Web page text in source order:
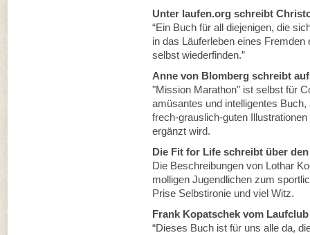
Unter laufen.org schreibt
“Ein Buch für all diejenigen, die
in das Läuferleben eines
selbst wiederfinden.”
Anne von Blomberg schreibt
"Mission Marathon" ist selbst für
amüsantes und intelligentes
frech-grauslich-guten
ergänzt wird.
Die Fit for Life schreibt über
Die Beschreibungen von Lothar
molligen Jugendlichen zum
Prise Selbstironie und viel Witz.
Frank Kopatschek vom
“Dieses Buch ist für uns alle da,